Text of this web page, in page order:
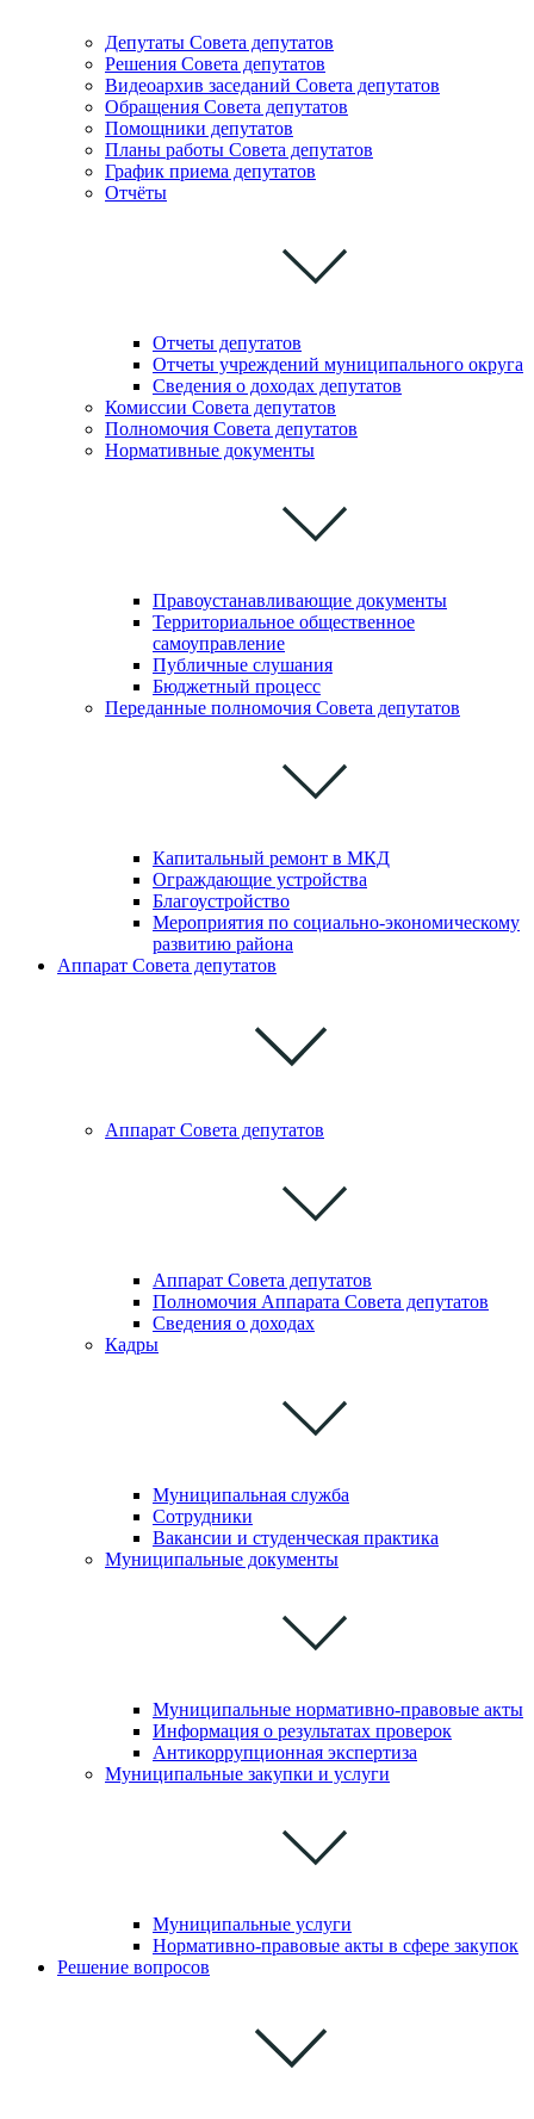
Депутаты Совета депутатов
Решения Совета депутатов
Видеоархив заседаний Совета депутатов
Обращения Совета депутатов
Помощники депутатов
Планы работы Совета депутатов
График приема депутатов
Отчёты
Отчеты депутатов
Отчеты учреждений муниципального округа
Сведения о доходах депутатов
Комиссии Cовета депутатов
Полномочия Совета депутатов
Нормативные документы
Правоустанавливающие документы
Территориальное общественное
самоуправление
Публичные слушания
Бюджетный процесс
Переданные полномочия Совета депутатов
Капитальный ремонт в МКД
Ограждающие устройства
Благоустройство
Мероприятия по социально-экономическому
развитию района
Аппарат Совета депутатов
Аппарат Совета депутатoв
Аппарат Совета депутатов
Полномочия Аппарата Совета депутатов
Сведения о доходах
Кадры
Муниципальная служба
Сотрудники
Вакансии и студенческая практика
Муниципальные документы
Муниципальные нормативно-правовые акты
Информация о результатах проверок
Антикоррупционная экспертиза
Муниципальные закупки и услуги
Муниципальные услуги
Нормативно-правовые акты в сфере закупок
Решение вопросов